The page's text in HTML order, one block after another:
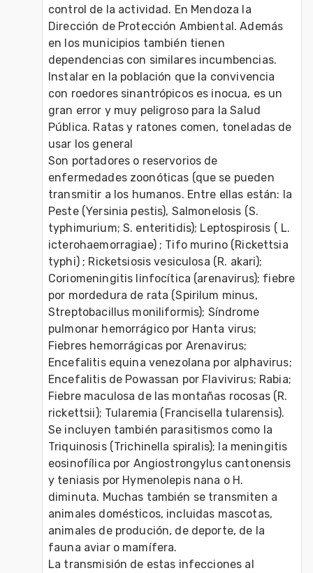
control de la actividad. En Mendoza la
Dirección de Protección Ambiental. Además
en los municipios también tienen
dependencias con similares incumbencias.
Instalar en la población que la convivencia
con roedores sinantrópicos es inocua, es un
gran error y muy peligroso para la Salud
Pública. Ratas y ratones comen, toneladas de
usar los general
Son portadores o reservorios de
enfermedades zoonóticas (que se pueden
transmitir a los humanos. Entre ellas están: la
Peste (Yersinia pestis), Salmonelosis (S.
typhimurium; S. enteritidis); Leptospirosis ( L.
icterohaemorragiae) ; Tifo murino (Rickettsia
typhi) ; Ricketsiosis vesiculosa (R. akari);
Coriomeningitis linfocítica (arenavirus); fiebre
por mordedura de rata (Spirilum minus,
Streptobacillus moniliformis); Síndrome
pulmonar hemorrágico por Hanta virus;
Fiebres hemorrágicas por Arenavirus;
Encefalitis equina venezolana por alphavirus;
Encefalitis de Powassan por Flavivirus; Rabia;
Fiebre maculosa de las montañas rocosas (R.
rickettsii); Tularemia (Francisella tularensis).
Se incluyen también parasitismos como la
Triquinosis (Trichinella spiralis); la meningitis
eosinofílica por Angiostrongylus cantonensis
y teniasis por Hymenolepis nana o H.
diminuta. Muchas también se transmiten a
animales domésticos, incluidas mascotas,
animales de produción, de deporte, de la
fauna aviar o mamífera.
La transmisión de estas infecciones al